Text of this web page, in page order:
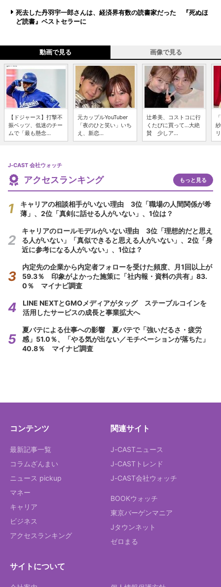
死去した丹羽宇一郎さんは、経済界有数の読書家だった 『死ぬほ
ど読書』ベストセラーに
動画で見る 画像で見る
【ドジャース】打撃不
振ベッツ、低迷のチー
ムで「最も懸念...
元カップルYouTuber
「夜のひと笑い」いち
え、新恋...
辻希美、コストコに行
くたびに買って...大絶
賛 少しア...
J-CAST 会社ウォッチ
アクセスランキング もっと見る
キャリアの相談相手がいない理由 3位「職場の人間関係が希
薄」、2位「真剣に話せる人がいない」、1位は？
キャリアのロールモデルがいない理由 3位「理想的だと思え
る人がいない」「真似できると思える人がいない」、2位「身
近に参考になる人がいない」、1位は？
内定先の企業から内定者フォローを受けた頻度、月1回以上が
59.3％ 印象がよかった施策に「社内報・資料の共有」83.
0％ マイナビ調査
LINE NEXTとGMOメディアがタッグ ステーブルコインを
活用したサービスの成長と事業拡大へ
夏バテによる仕事への影響 夏バテで「強いだるさ・疲労
感」51.0％、「やる気が出ない／モチベーションが落ちた」
40.8％ マイナビ調査
コンテンツ
最新記事一覧
コラムざんまい
ニュース pickup
マネー
キャリア
ビジネス
アクセスランキング
関連サイト
J-CASTニュース
J-CASTトレンド
J-CAST会社ウォッチ
BOOKウォッチ
東京バーゲンマニア
Jタウンネット
ゼロまる
サイトについて